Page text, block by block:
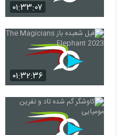
۰۱:۳۳:۰۷
۰۱:۳۲:۳۶